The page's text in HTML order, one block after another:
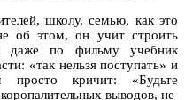
школу, семью, как это
об этом, он учит строить
даже по фильму учебник
«так нельзя поступать» и
просто кричит: «Будьте
выводов, не